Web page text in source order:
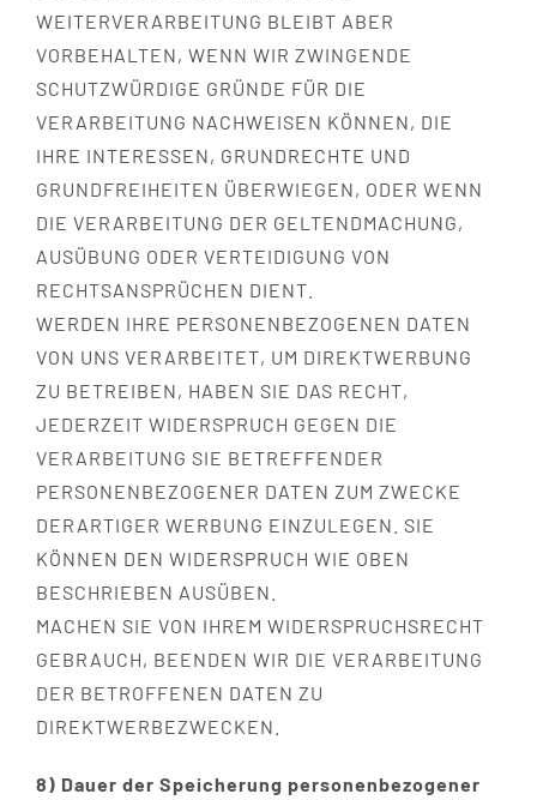
WEITERVERARBEITUNG BLEIBT ABER
VORBEHALTEN, WENN WIR ZWINGENDE
SCHUTZWÜRDIGE GRÜNDE FÜR DIE
VERARBEITUNG NACHWEISEN KÖNNEN, DIE
IHRE INTERESSEN, GRUNDRECHTE UND
GRUNDFREIHEITEN ÜBERWIEGEN, ODER WENN
DIE VERARBEITUNG DER GELTENDMACHUNG,
AUSÜBUNG ODER VERTEIDIGUNG VON
RECHTSANSPRÜCHEN DIENT.
WERDEN IHRE PERSONENBEZOGENEN DATEN
VON UNS VERARBEITET, UM DIREKTWERBUNG
ZU BETREIBEN, HABEN SIE DAS RECHT,
JEDERZEIT WIDERSPRUCH GEGEN DIE
VERARBEITUNG SIE BETREFFENDER
PERSONENBEZOGENER DATEN ZUM ZWECKE
DERARTIGER WERBUNG EINZULEGEN. SIE
KÖNNEN DEN WIDERSPRUCH WIE OBEN
BESCHRIEBEN AUSÜBEN.
MACHEN SIE VON IHREM WIDERSPRUCHSRECHT
GEBRAUCH, BEENDEN WIR DIE VERARBEITUNG
DER BETROFFENEN DATEN ZU
DIREKTWERBEZWECKEN.
8) Dauer der Speicherung personenbezogener